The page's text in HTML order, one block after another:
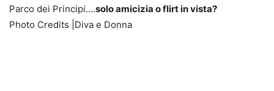
Parco dei Principi….solo amicizia o flirt in vista?
Photo Credits |Diva e Donna